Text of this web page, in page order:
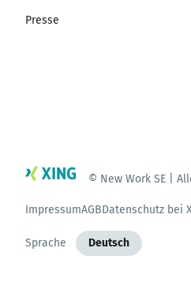
Presse
© New Work SE |
ImpressumAGBDatenschutz bei
Sprache Deutsch